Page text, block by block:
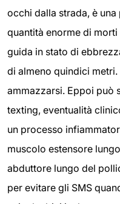
occhi dalla strada, è
quantità enorme di
guida in stato di
di almeno quindici
ammazzarsi. Eppoi può
texting, eventualità
un processo
muscolo estensore
abduttore lungo del
per evitare gli SMS